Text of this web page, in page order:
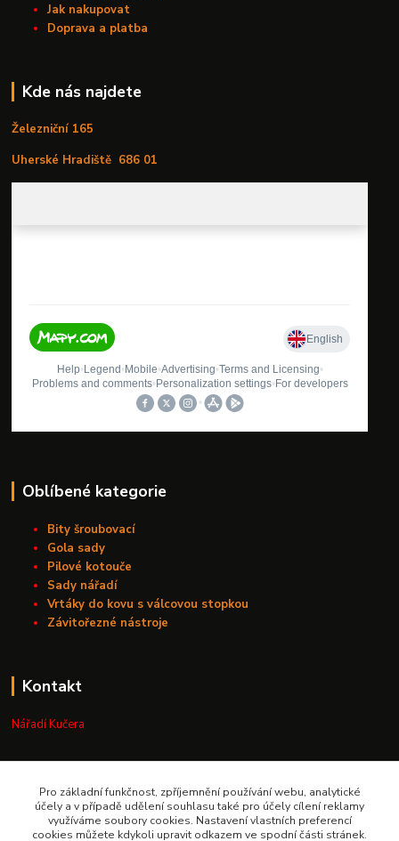
Jak nakupovat
Doprava a platba
Kde nás najdete
Železniční 165
Uherské Hradiště 686 01
Oblíbené kategorie
Bity šroubovací
Gola sady
Pilové kotouče
Sady nářadí
Vrtáky do kovu s válcovou stopkou
Závitořezné nástroje
Kontakt
Nářadí Kučera
+420 603 209 791
info@naradikucera.cz
Pro základní funkčnost, zpříjemnění používání webu, analytické
účely a v případě udělení souhlasu také pro účely cílení reklamy
využíváme soubory cookies. Nastavení vlastních preferencí
cookies můžete kdykoli upravit odkazem ve spodní části stránek.